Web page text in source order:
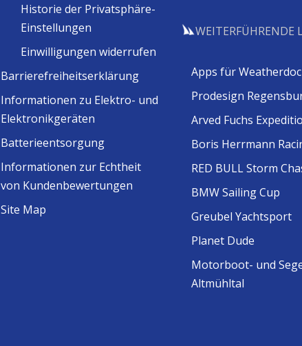
Historie der Privatsphäre-
Einstellungen
Einwilligungen widerrufen
Barrierefreiheitserklärung
Informationen zu Elektro- und
Elektronikgeräten
Batterieentsorgung
Informationen zur Echtheit
von Kundenbewertungen
Site Map
WEITERFÜHRENDE
Apps für
Prodesign
Arved Fuchs
Boris Herrmann
RED BULL Storm
BMW Sailing Cup
Greubel Yachtsport
Planet Dude
Motorboot- und
Altmühltal